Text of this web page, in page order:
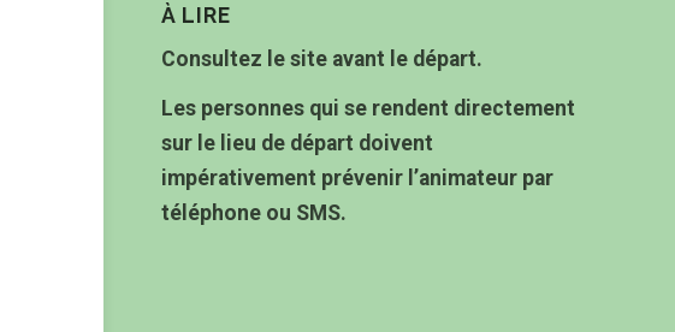
À LIRE
Consultez le site avant le départ.
Les personnes qui se rendent directement
sur le lieu de départ doivent
impérativement prévenir l’animateur par
téléphone ou SMS.